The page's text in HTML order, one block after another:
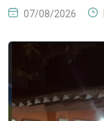
07/08/2026